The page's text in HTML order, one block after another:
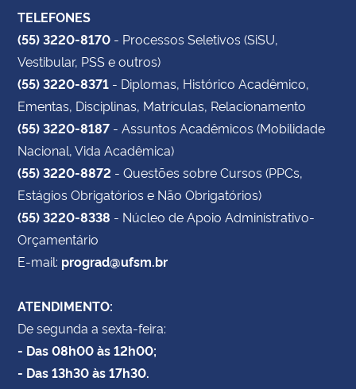
TELEFONES
(55) 3220-8170 - Processos Seletivos (SiSU,
Vestibular, PSS e outros)
(55) 3220-8371 - Diplomas, Histórico Acadêmico,
Ementas, Disciplinas, Matrículas, Relacionamento
(55) 3220-8187 - Assuntos Acadêmicos (Mobilidade
Nacional, Vida Acadêmica)
(55) 3220-8872 - Questões sobre Cursos (PPCs,
Estágios Obrigatórios e Não Obrigatórios)
(55) 3220-8338 - Núcleo de Apoio Administrativo-
Orçamentário
E-mail: prograd@ufsm.br
ATENDIMENTO:
De segunda a sexta-feira:
- Das 08h00 às 12h00;
- Das 13h30 às 17h30.